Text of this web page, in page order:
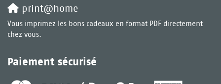
print@home
Vous imprimez les bons cadeaux en format PDF directement
chez vous.
Paiement sécurisé